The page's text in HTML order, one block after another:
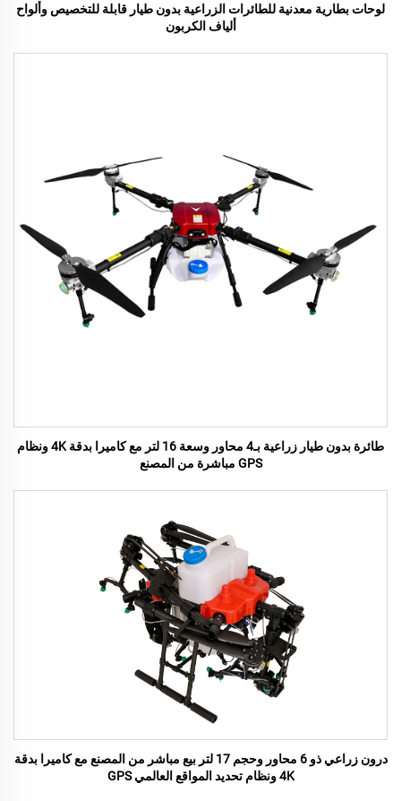
لوحات بطارية معدنية للطائرات الزراعية بدون طيار قابلة للتخصيص وألواح
ألياف الكربون
طائرة بدون طيار زراعية بـ4 محاور وسعة 16 لتر مع كاميرا بدقة 4K ونظام
GPS مباشرة من المصنع
درون زراعي ذو 6 محاور وحجم 17 لتر بيع مباشر من المصنع مع كاميرا بدقة
4K ونظام تحديد المواقع العالمي GPS